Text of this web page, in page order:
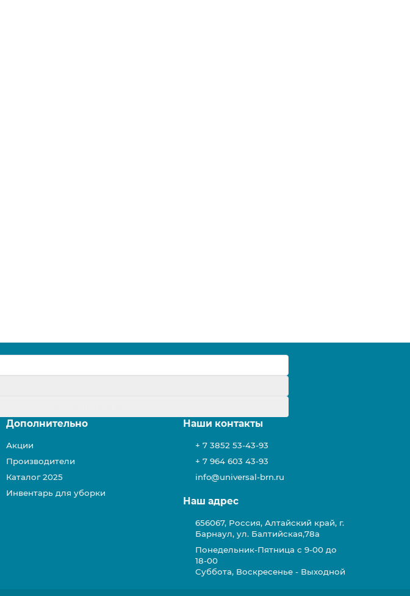
Дополнительно
Акции
Производители
Каталог 2025
Инвентарь для уборки
Наши контакты
+ 7 3852 53-43-93
+ 7 964 603 43-93
info@universal-brn.ru
Наш адрес
656067, Россия, Алтайский край, г.
Барнаул, ул. Балтийская,78а
Понедельник-Пятница с 9-00 до
18-00
Суббота, Воскресенье - Выходной